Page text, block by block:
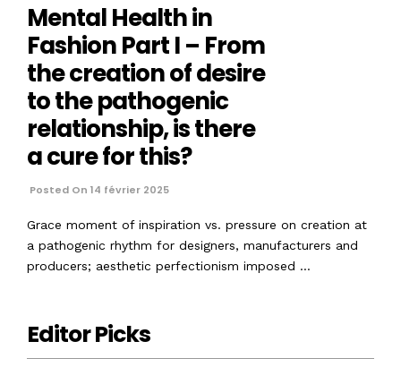
Mental Health in
Fashion Part I – From
the creation of desire
to the pathogenic
relationship, is there
a cure for this?
Posted On 14 février 2025
Grace moment of inspiration vs. pressure on creation at
a pathogenic rhythm for designers, manufacturers and
producers; aesthetic perfectionism imposed …
Editor Picks